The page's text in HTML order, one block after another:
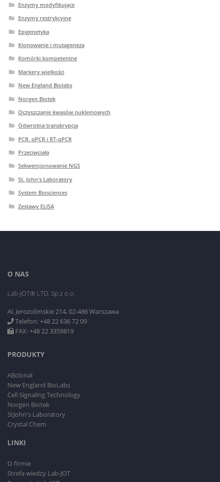
Enzymy modyfikujące
Enzymy restrykcyjne
Epigenetyka
Klonowanie i mutageneza
Komórki kompetentne
Markery wielkości
New England Biolabs
Norgen Biotek
Oczyszczanie kwasów nukleinowych
Odwrotna transkrypcja
PCR. qPCR i RT-qPCR
Przeciwciała
Sekwencjonowanie NGS
St. John's Laboratory
System Biosciences
Zestawy ELISA
O NAS
Lab-JOT® LTD. Sp.z o.o.
Al. Jerozolimskie 214, 02-486 Warszawa
Telefon: +48 22 636 72 09
FAX: +48 22 3359819
PRODUKTY
ABclonal
New England BioLabs
Cell Signaling Technology
Norgen Biotek
StJohn's Laboratory
Crystal Chem
LINKI
O firmie
Strefa wiedzy Lab-JOT